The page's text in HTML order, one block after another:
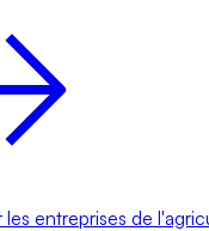
les entreprises de